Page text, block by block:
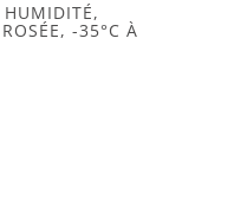
HUMIDITÉ,
-35°C À